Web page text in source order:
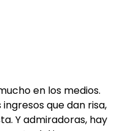
en los medios.
que dan risa,
Y admiradoras, hay